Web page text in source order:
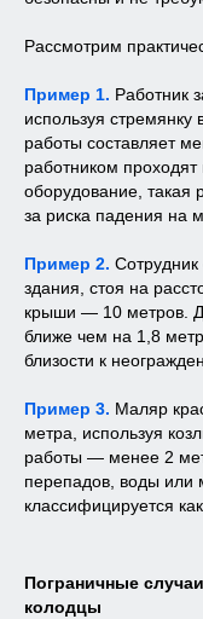
Рассмотрим
Пример 1. Работник
используя
работы составляет
работником проходят
оборудование, такая
за риска падения на
Пример 2.
здания, стоя на
крыши — 10 метров.
ближе чем на 1,8
близости к
Пример 3. Маляр
метра, используя
работы — менее 2
перепадов, воды или
классифицируется
Пограничные
колодцы